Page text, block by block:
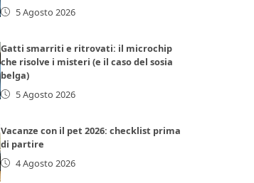
5 Agosto 2026
Gatti smarriti e ritrovati: il microchip
che risolve i misteri (e il caso del sosia
belga)
5 Agosto 2026
Vacanze con il pet 2026: checklist prima
di partire
4 Agosto 2026